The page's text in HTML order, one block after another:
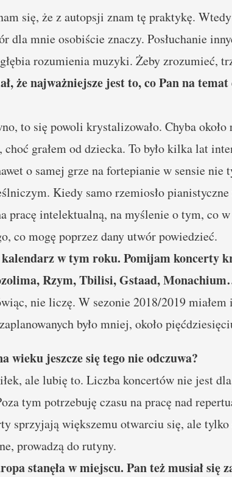
się, że z autopsji znam tę praktykę.
dla mnie osobiście znaczy. Posłuchanie
rozumienia muzyki. Żeby zrozumieć,
że najważniejsze jest to, co Pan na
to się powoli krystalizowało. Chyba około
grałem od dziecka. To było kilka lat
o samej grze na fortepianie w sensie nie
Kiedy samo rzemiosło pianistyczne
pracę intelektualną, na myślenie o tym, co
co mogę poprzez dany utwór powiedzieć.
kalendarz w tym roku. Pomijam koncerty
Rzym, Tbilisi, Gstaad,
nie liczę. W sezonie 2018/2019
było mniej, około
wieku jeszcze się tego nie odczuwa?
ale lubię to. Liczba koncertów nie jest
tym potrzebuję czasu na pracę nad
sprzyjają większemu otwarciu się, ale
prowadzą do rutyny.
stanęła w miejscu. Pan też musiał się